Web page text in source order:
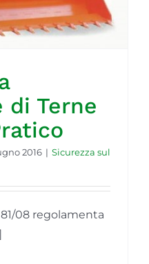
di Terne
2016 | Sicurezza sul
81/08 regolamenta